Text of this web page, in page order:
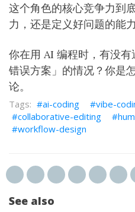
这个角色的核心竞争力到
力，还是定义好问题的能
你在用 AI 编程时，有没
错误方案」的情况？你是
论。
ai-coding vibe-
collaborative-editing
workflow-design
See also